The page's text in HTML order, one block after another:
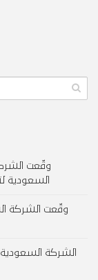
وقّعت
السعودية
وقّعت الشركة
الشركة السعودية